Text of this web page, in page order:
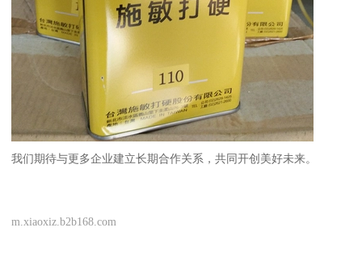
我们期待与更多企业建立长期合作关系，共同开创美好未来。
m.xiaoxiz.b2b168.com